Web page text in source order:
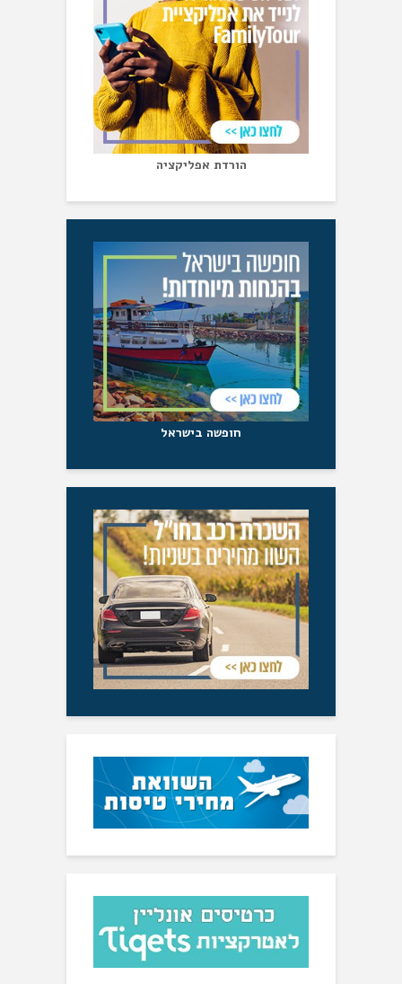
הורדת אפליקציה
חופשה בישראל